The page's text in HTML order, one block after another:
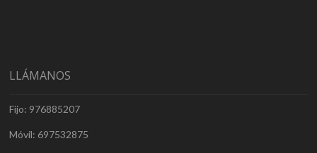
LLÁMANOS
Fijo: 976885207
Móvil: 697532875